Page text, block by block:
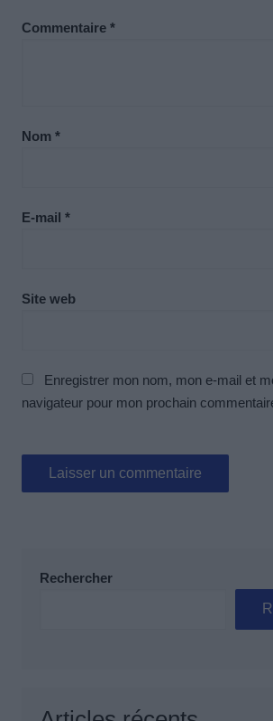
Commentaire *
Nom *
E-mail *
Site web
Enregistrer mon nom, mon e-mail et
navigateur pour mon prochain
Rechercher